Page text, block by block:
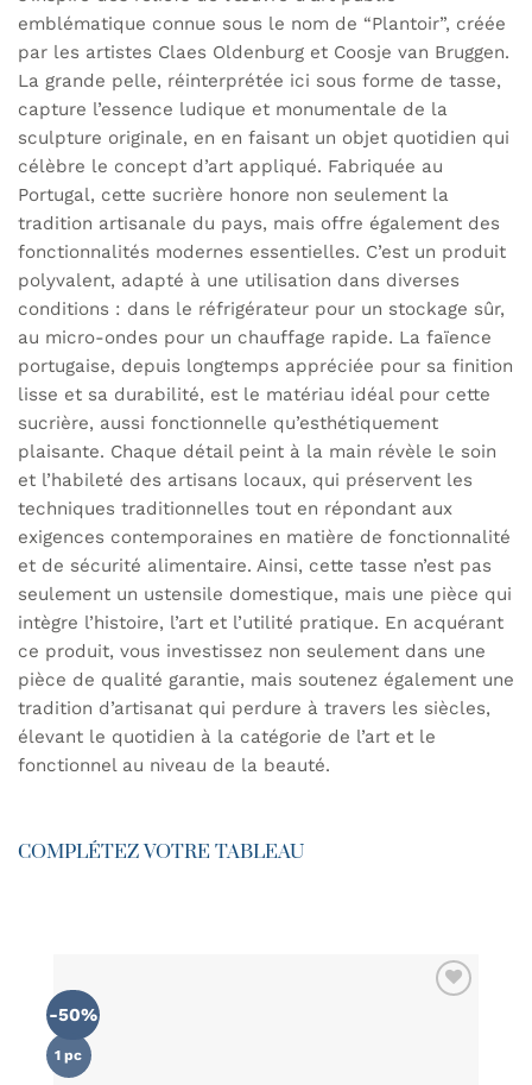
emblématique connue sous le nom de “Plantoir”, créée
par les artistes Claes Oldenburg et Coosje van Bruggen.
La grande pelle, réinterprétée ici sous forme de tasse,
capture l’essence ludique et monumentale de la
sculpture originale, en en faisant un objet quotidien qui
célèbre le concept d’art appliqué. Fabriquée au
Portugal, cette sucrière honore non seulement la
tradition artisanale du pays, mais offre également des
fonctionnalités modernes essentielles. C’est un produit
polyvalent, adapté à une utilisation dans diverses
conditions : dans le réfrigérateur pour un stockage sûr,
au micro-ondes pour un chauffage rapide. La faïence
portugaise, depuis longtemps appréciée pour sa finition
lisse et sa durabilité, est le matériau idéal pour cette
sucrière, aussi fonctionnelle qu’esthétiquement
plaisante. Chaque détail peint à la main révèle le soin
et l’habileté des artisans locaux, qui préservent les
techniques traditionnelles tout en répondant aux
exigences contemporaines en matière de fonctionnalité
et de sécurité alimentaire. Ainsi, cette tasse n’est pas
seulement un ustensile domestique, mais une pièce qui
intègre l’histoire, l’art et l’utilité pratique. En acquérant
ce produit, vous investissez non seulement dans une
pièce de qualité garantie, mais soutenez également une
tradition d’artisanat qui perdure à travers les siècles,
élevant le quotidien à la catégorie de l’art et le
fonctionnel au niveau de la beauté.
COMPLÉTEZ VOTRE TABLEAU
-50%
1 pc